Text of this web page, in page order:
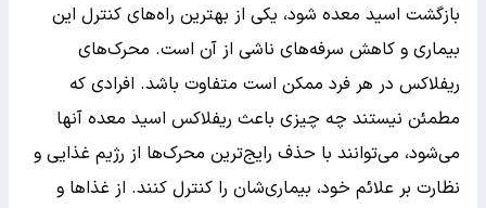
بازگشت اسید معده شود، یکی از بهترین راه‌های کنترل این
بیماری و کاهش سرفه‌های ناشی از آن است. محرک‌های
ریفلاکس در هر فرد ممکن است متفاوت باشد. افرادی که
مطمئن نیستند چه چیزی باعث ریفلاکس اسید معده آنها
می‌شود، می‌توانند با حذف رایج‌ترین محرک‌ها از رژیم غذایی و
نظارت بر علائم خود، بیماری‌شان را کنترل کنند. از غذاها و